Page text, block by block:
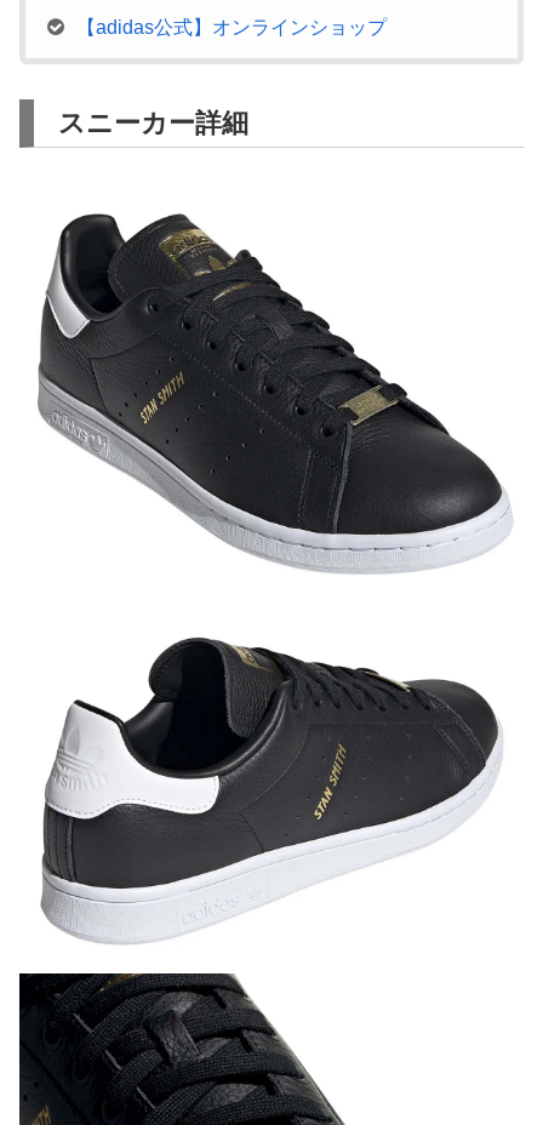
【adidas公式】オンラインショップ
スニーカー詳細